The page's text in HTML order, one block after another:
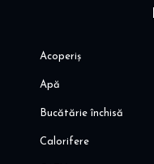
Acoperiș
Apă
Bucătărie închisă
Calorifere